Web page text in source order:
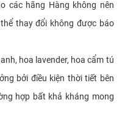
các hãng Hàng không nên
thay đổi không được báo
hoa lavender, hoa cẩm tú
bởi điều kiện thời tiết bên
hợp bất khả kháng mong